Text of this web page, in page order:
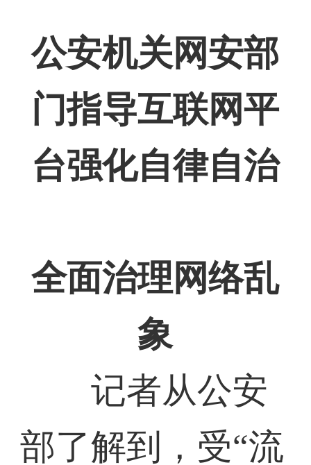
公安机关网安部
门指导互联网平
台强化自律自治
全面治理网络乱
象
记者从公安
部了解到，受“流